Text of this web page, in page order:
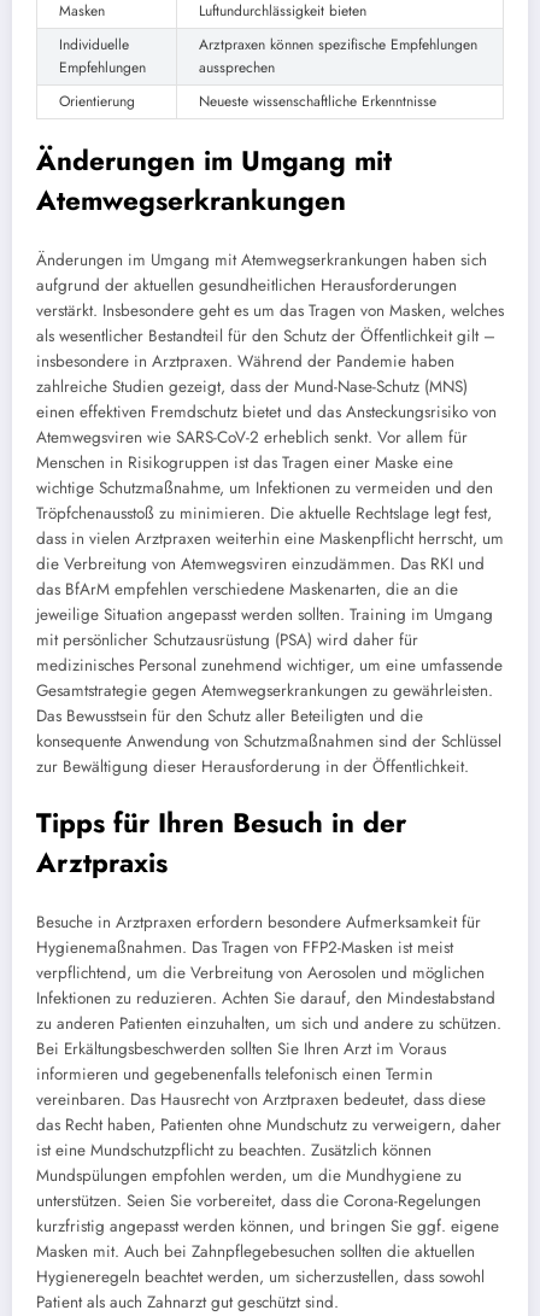
Masken
Luftundurchlässigkeit bieten
Individuelle
Empfehlungen
Arztpraxen können spezifische Empfehlungen
aussprechen
Orientierung
Neueste wissenschaftliche Erkenntnisse
Änderungen im Umgang mit
Atemwegserkrankungen
Änderungen im Umgang mit Atemwegserkrankungen haben sich
aufgrund der aktuellen gesundheitlichen Herausforderungen
verstärkt. Insbesondere geht es um das Tragen von Masken, welches
als wesentlicher Bestandteil für den Schutz der Öffentlichkeit gilt –
insbesondere in Arztpraxen. Während der Pandemie haben
zahlreiche Studien gezeigt, dass der Mund-Nase-Schutz (MNS)
einen effektiven Fremdschutz bietet und das Ansteckungsrisiko von
Atemwegsviren wie SARS-CoV-2 erheblich senkt. Vor allem für
Menschen in Risikogruppen ist das Tragen einer Maske eine
wichtige Schutzmaßnahme, um Infektionen zu vermeiden und den
Tröpfchenausstoß zu minimieren. Die aktuelle Rechtslage legt fest,
dass in vielen Arztpraxen weiterhin eine Maskenpflicht herrscht, um
die Verbreitung von Atemwegsviren einzudämmen. Das RKI und
das BfArM empfehlen verschiedene Maskenarten, die an die
jeweilige Situation angepasst werden sollten. Training im Umgang
mit persönlicher Schutzausrüstung (PSA) wird daher für
medizinisches Personal zunehmend wichtiger, um eine umfassende
Gesamtstrategie gegen Atemwegserkrankungen zu gewährleisten.
Das Bewusstsein für den Schutz aller Beteiligten und die
konsequente Anwendung von Schutzmaßnahmen sind der Schlüssel
zur Bewältigung dieser Herausforderung in der Öffentlichkeit.
Tipps für Ihren Besuch in der
Arztpraxis
Besuche in Arztpraxen erfordern besondere Aufmerksamkeit für
Hygienemaßnahmen. Das Tragen von FFP2-Masken ist meist
verpflichtend, um die Verbreitung von Aerosolen und möglichen
Infektionen zu reduzieren. Achten Sie darauf, den Mindestabstand
zu anderen Patienten einzuhalten, um sich und andere zu schützen.
Bei Erkältungsbeschwerden sollten Sie Ihren Arzt im Voraus
informieren und gegebenenfalls telefonisch einen Termin
vereinbaren. Das Hausrecht von Arztpraxen bedeutet, dass diese
das Recht haben, Patienten ohne Mundschutz zu verweigern, daher
ist eine Mundschutzpflicht zu beachten. Zusätzlich können
Mundspülungen empfohlen werden, um die Mundhygiene zu
unterstützen. Seien Sie vorbereitet, dass die Corona-Regelungen
kurzfristig angepasst werden können, und bringen Sie ggf. eigene
Masken mit. Auch bei Zahnpflegebesuchen sollten die aktuellen
Hygieneregeln beachtet werden, um sicherzustellen, dass sowohl
Patient als auch Zahnarzt gut geschützt sind.